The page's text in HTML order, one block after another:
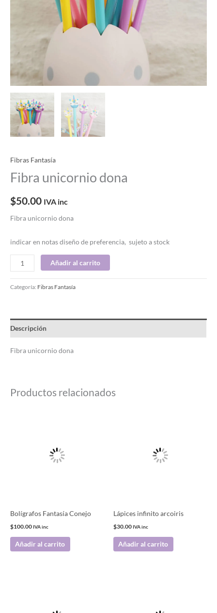
Fibras Fantasía
Fibra unicornio dona
$50.00 IVA inc
Fibra unicornio dona
indicar en notas diseño de preferencia, sujeto a stock
Añadir al carrito
Categoría: Fibras Fantasía
Descripción
Fibra unicornio dona
Productos relacionados
Bolígrafos Fantasía Conejo
$100.00 IVA inc
Añadir al carrito
Lápices infinito arcoiris
$30.00 IVA inc
Añadir al carrito